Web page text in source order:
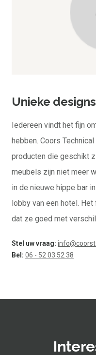
Unieke
Iedereen vindt het fijn
hebben. Coors
producten die geschikt
meubels zijn niet meer
in de nieuwe hippe bar
lobby van een hotel.
dat ze goed met
Stel uw vraag:
Bel: 06 - 52 03 52 38